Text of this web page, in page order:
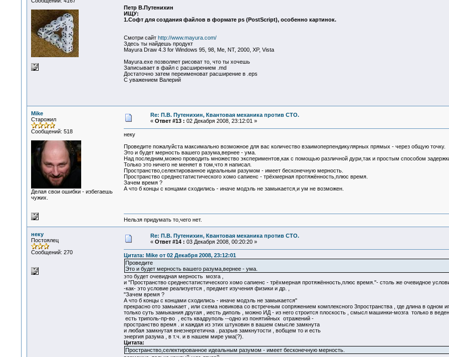
Петр В.Путенихин
ИЩУ:
1.Софт для создания файлов в формате ps (PostScript), особенно картинок.
Смотри сайт http://www.mayura.com/
Здесь ты найдешь продукт
Mayura Draw 4.3 for Windows 95, 98, Me, NT, 2000, XP, Vista
Mayura.exe позволяет рисоват то, что ты хочешь
Записывает в файл с расширением .md
Достаточно затем переименоват расширение в .eps
С уважением Валерий
Mike
Старожил
Сообщений: 518
Делая свои ошибки - избегаешь
чужих.
Re: П.В. Путенихин, Квантовая механика против СТО.
« Ответ #13 : 02 Декабря 2008, 23:12:01 »
неку
Проведите пожалуйста максимально возможное для вас количество взаимоперпендикулярных прямых - через общую точку.
Это и будет мерность вашего разума,вернее - ума.
Над последним,можно проводить множество экспериментов,как с помощью различной дури,так и простым способом
Только это ничего не меняет в том,что я написал.
Пространство,селектированное идеальным разумом - имеет бесконечную мерность.
Пространство среднестатистического хомо сапиенс - трёхмерная протяжённость,плюс время.
Зачем время ?
А что б концы с концами сходились - иначе модэль не замыкается,и ум не возможен.
Нельзя придумать то,чего нет.
неку
Постоялец
Сообщений: 270
Re: П.В. Путенихин, Квантовая механика против СТО.
« Ответ #14 : 03 Декабря 2008, 00:20:20 »
Цитата: Mike от 02 Декабря 2008, 23:12:01
Проведите
Это и будет мерность вашего разума,вернее - ума.
это будет очевидная мерность мозга ,
и "Пространство среднестатистического хомо сапиенс - трёхмерная протяжённость,плюс время."- столь же очевидное
-как- это условие реализуется , предмет изучения физики и др. ,
"Зачем время ?
А что б концы с концами сходились - иначе модэль не замыкается"
прекрасно ото замыкает , или схема новикова со встречным сопряжением комплексного 3пространства , где длина в одном
только суть замыкания другая , иесть диполь , можно ИД - из него строится плоскость , смысл машинки-мозга только в
есть триполь-пр-во , есть квадруполь --одно из понятийных отражений -
пространство время . и каждая из этих штуковин в вашем смысле замкнута
и любая замкнутая внеэнергетична . разрыв замкнутости , вобщем то и есть
энергия разума , в т.ч. и в нашем мире ума(?).
Цитата:
Пространство,селектированное идеальным разумом - имеет бесконечную мерность.